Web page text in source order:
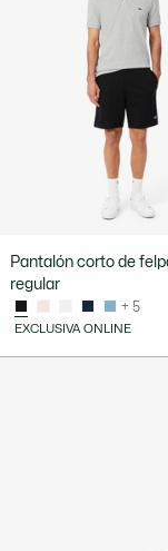
Pantalón corto de
regular
+ 5
EXCLUSIVA ONLINE